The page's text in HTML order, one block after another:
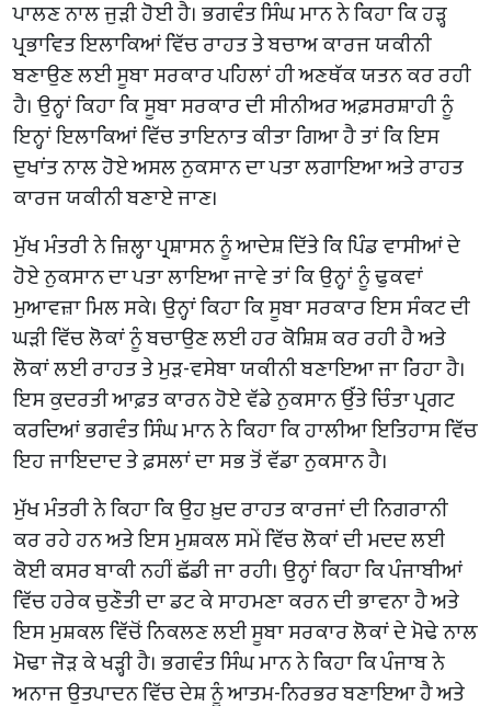
ਪਾਲਣ ਨਾਲ ਜੁੜੀ ਹੋਈ ਹੈ। ਭਗਵੰਤ ਸਿੰਘ ਮਾਨ ਨੇ ਕਿਹਾ ਕਿ ਹੜ੍ਹ
ਪ੍ਰਭਾਵਿਤ ਇਲਾਕਿਆਂ ਵਿੱਚ ਰਾਹਤ ਤੇ ਬਚਾਅ ਕਾਰਜ ਯਕੀਨੀ
ਬਣਾਉਣ ਲਈ ਸੂਬਾ ਸਰਕਾਰ ਪਹਿਲਾਂ ਹੀ ਅਣਥੱਕ ਯਤਨ ਕਰ ਰਹੀ
ਹੈ। ਉਨ੍ਹਾਂ ਕਿਹਾ ਕਿ ਸੂਬਾ ਸਰਕਾਰ ਦੀ ਸੀਨੀਅਰ ਅਫ਼ਸਰਸ਼ਾਹੀ ਨੂੰ
ਇਨ੍ਹਾਂ ਇਲਾਕਿਆਂ ਵਿੱਚ ਤਾਇਨਾਤ ਕੀਤਾ ਗਿਆ ਹੈ ਤਾਂ ਕਿ ਇਸ
ਦੁਖਾਂਤ ਨਾਲ ਹੋਏ ਅਸਲ ਨੁਕਸਾਨ ਦਾ ਪਤਾ ਲਗਾਇਆ ਅਤੇ ਰਾਹਤ
ਕਾਰਜ ਯਕੀਨੀ ਬਣਾਏ ਜਾਣ।
ਮੁੱਖ ਮੰਤਰੀ ਨੇ ਜ਼ਿਲ੍ਹਾ ਪ੍ਰਸ਼ਾਸਨ ਨੂੰ ਆਦੇਸ਼ ਦਿੱਤੇ ਕਿ ਪਿੰਡ ਵਾਸੀਆਂ ਦੇ
ਹੋਏ ਨੁਕਸਾਨ ਦਾ ਪਤਾ ਲਾਇਆ ਜਾਵੇ ਤਾਂ ਕਿ ਉਨ੍ਹਾਂ ਨੂੰ ਢੁਕਵਾਂ
ਮੁਆਵਜ਼ਾ ਮਿਲ ਸਕੇ। ਉਨ੍ਹਾਂ ਕਿਹਾ ਕਿ ਸੂਬਾ ਸਰਕਾਰ ਇਸ ਸੰਕਟ ਦੀ
ਘੜੀ ਵਿੱਚ ਲੋਕਾਂ ਨੂੰ ਬਚਾਉਣ ਲਈ ਹਰ ਕੋਸ਼ਿਸ਼ ਕਰ ਰਹੀ ਹੈ ਅਤੇ
ਲੋਕਾਂ ਲਈ ਰਾਹਤ ਤੇ ਮੁੜ-ਵਸੇਬਾ ਯਕੀਨੀ ਬਣਾਇਆ ਜਾ ਰਿਹਾ ਹੈ।
ਇਸ ਕੁਦਰਤੀ ਆਫ਼ਤ ਕਾਰਨ ਹੋਏ ਵੱਡੇ ਨੁਕਸਾਨ ਉੱਤੇ ਚਿੰਤਾ ਪ੍ਰਗਟ
ਕਰਦਿਆਂ ਭਗਵੰਤ ਸਿੰਘ ਮਾਨ ਨੇ ਕਿਹਾ ਕਿ ਹਾਲੀਆ ਇਤਿਹਾਸ ਵਿੱਚ
ਇਹ ਜਾਇਦਾਦ ਤੇ ਫ਼ਸਲਾਂ ਦਾ ਸਭ ਤੋਂ ਵੱਡਾ ਨੁਕਸਾਨ ਹੈ।
ਮੁੱਖ ਮੰਤਰੀ ਨੇ ਕਿਹਾ ਕਿ ਉਹ ਖ਼ੁਦ ਰਾਹਤ ਕਾਰਜਾਂ ਦੀ ਨਿਗਰਾਨੀ
ਕਰ ਰਹੇ ਹਨ ਅਤੇ ਇਸ ਮੁਸ਼ਕਲ ਸਮੇਂ ਵਿੱਚ ਲੋਕਾਂ ਦੀ ਮਦਦ ਲਈ
ਕੋਈ ਕਸਰ ਬਾਕੀ ਨਹੀਂ ਛੱਡੀ ਜਾ ਰਹੀ। ਉਨ੍ਹਾਂ ਕਿਹਾ ਕਿ ਪੰਜਾਬੀਆਂ
ਵਿੱਚ ਹਰੇਕ ਚੁਣੌਤੀ ਦਾ ਡਟ ਕੇ ਸਾਹਮਣਾ ਕਰਨ ਦੀ ਭਾਵਨਾ ਹੈ ਅਤੇ
ਇਸ ਮੁਸ਼ਕਲ ਵਿੱਚੋਂ ਨਿਕਲਣ ਲਈ ਸੂਬਾ ਸਰਕਾਰ ਲੋਕਾਂ ਦੇ ਮੋਢੇ ਨਾਲ
ਮੋਢਾ ਜੋੜ ਕੇ ਖੜ੍ਹੀ ਹੈ। ਭਗਵੰਤ ਸਿੰਘ ਮਾਨ ਨੇ ਕਿਹਾ ਕਿ ਪੰਜਾਬ ਨੇ
ਅਨਾਜ ਉਤਪਾਦਨ ਵਿੱਚ ਦੇਸ਼ ਨੂੰ ਆਤਮ-ਨਿਰਭਰ ਬਣਾਇਆ ਹੈ ਅਤੇ